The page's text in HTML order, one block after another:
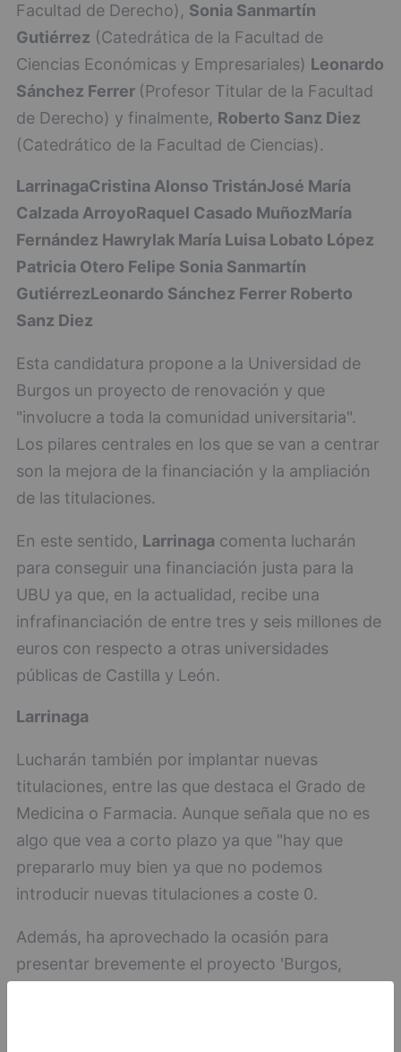
Facultad de Derecho), Sonia Sanmartín
Gutiérrez (Catedrática de la Facultad de
Ciencias Económicas y Empresariales) Leonardo
Sánchez Ferrer (Profesor Titular de la Facultad
de Derecho) y finalmente, Roberto Sanz Diez
(Catedrático de la Facultad de Ciencias).
LarrinagaCristina Alonso TristánJosé María
Calzada ArroyoRaquel Casado MuñozMaría
Fernández Hawrylak María Luisa Lobato López
Patricia Otero Felipe Sonia Sanmartín
GutiérrezLeonardo Sánchez Ferrer Roberto
Sanz Diez
Esta candidatura propone a la Universidad de
Burgos un proyecto de renovación y que
"involucre a toda la comunidad universitaria".
Los pilares centrales en los que se van a centrar
son la mejora de la financiación y la ampliación
de las titulaciones.
En este sentido, Larrinaga comenta lucharán
para conseguir una financiación justa para la
UBU ya que, en la actualidad, recibe una
infrafinanciación de entre tres y seis millones de
euros con respecto a otras universidades
públicas de Castilla y León.
Larrinaga
Lucharán también por implantar nuevas
titulaciones, entre las que destaca el Grado de
Medicina o Farmacia. Aunque señala que no es
algo que vea a corto plazo ya que "hay que
prepararlo muy bien ya que no podemos
introducir nuevas titulaciones a coste 0.
Además, ha aprovechado la ocasión para
presentar brevemente el proyecto 'Burgos,